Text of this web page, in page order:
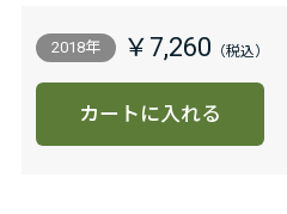
2018年 ￥7,260
カートに入れる